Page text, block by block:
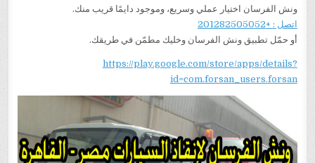
ونش الفرسان اختيار عملي وسريع، وموجود دايمًا قريب منك.
اتصل : +201282505052
أو حمّل تطبيق ونش الفرسان وخليك مطمّن في طريقك.
https://play.google.com/store/apps/details?
id=com.forsan_users.forsan